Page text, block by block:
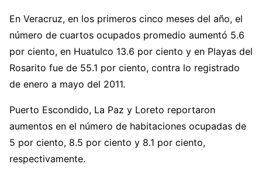
En Veracruz, en los primeros cinco meses del año, el
número de cuartos ocupados promedio aumentó 5.6
por ciento, en Huatulco 13.6 por ciento y en Playas del
Rosarito fue de 55.1 por ciento, contra lo registrado
de enero a mayo del 2011.
Puerto Escondido, La Paz y Loreto reportaron
aumentos en el número de habitaciones ocupadas de
5 por ciento, 8.5 por ciento y 8.1 por ciento,
respectivamente.